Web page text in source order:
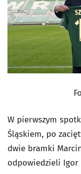
W pierwszym
Śląskiem, po
dwie bramki
odpowiedzieli Igor